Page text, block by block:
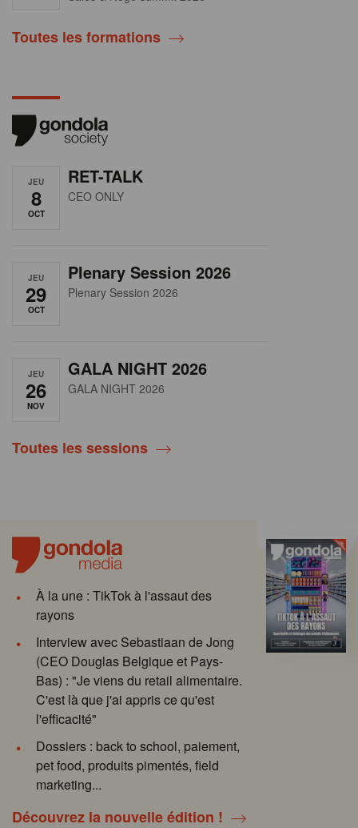
Toutes les formations
JEU
8
OCT
RET-TALK
CEO ONLY
JEU
29
OCT
Plenary Session 2026
Plenary Session 2026
JEU
26
NOV
GALA NIGHT 2026
GALA NIGHT 2026
Toutes les sessions
À la une : TikTok à l'assaut des
rayons
Interview avec Sebastiaan de Jong
(CEO Douglas Belgique et Pays-
Bas) : "Je viens du retail alimentaire.
C'est là que j'ai appris ce qu'est
l'efficacité"
Dossiers : back to school, paiement,
pet food, produits pimentés, field
marketing...
Découvrez la nouvelle édition !